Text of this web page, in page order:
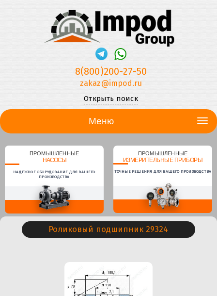
8(800)200-27-50
zakaz@impod.ru
Открыть поиск
Меню
ПРОМЫШЛЕННЫЕ
НАСОСЫ
НАДЕЖНОЕ ОБОРУДОВАНИЕ ДЛЯ ВАШЕГО
ПРОИЗВОДСТВА
ПРОМЫШЛЕННЫЕ
ИЗМЕРИТЕЛЬНЫЕ ПРИБОРЫ
ТОЧНЫЕ РЕШЕНИЯ ДЛЯ ВАШЕГО ПРОИЗВОДСТВА
Роликовый подшипник 29324